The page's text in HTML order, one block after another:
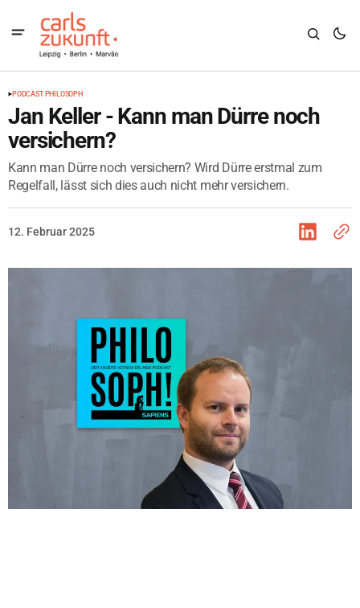
PODCAST PHILOSOPH
Jan Keller - Kann man Dürre noch
versichern?
Kann man Dürre noch versichern? Wird Dürre erstmal zum
Regelfall, lässt sich dies auch nicht mehr versichern.
12. Februar 2025